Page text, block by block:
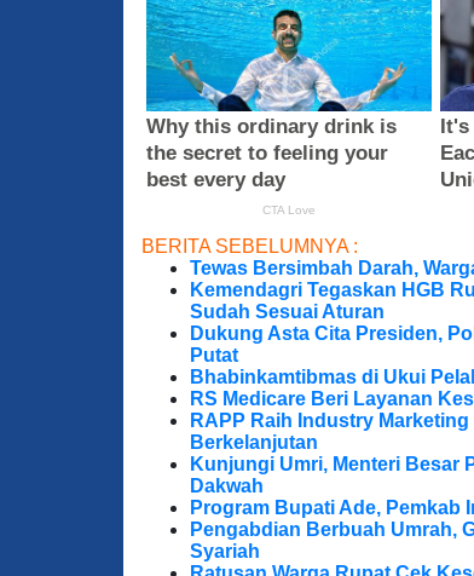
BERITA SEBELUMNYA :
Tewas Bersimbah Darah,
Kemendagri Tegaskan HGB
Sudah Sesuai Aturan
Dukung Asta Cita Presiden,
Putat
Bhabinkamtibmas di Ukui
RS Medicare Beri Layanan
RAPP Raih Industry
Berkelanjutan
Kunjungi Umri, Menteri Besar
Dakwah
Program Bupati Ade, Pemkab
Pengabdian Berbuah Umrah,
Syariah